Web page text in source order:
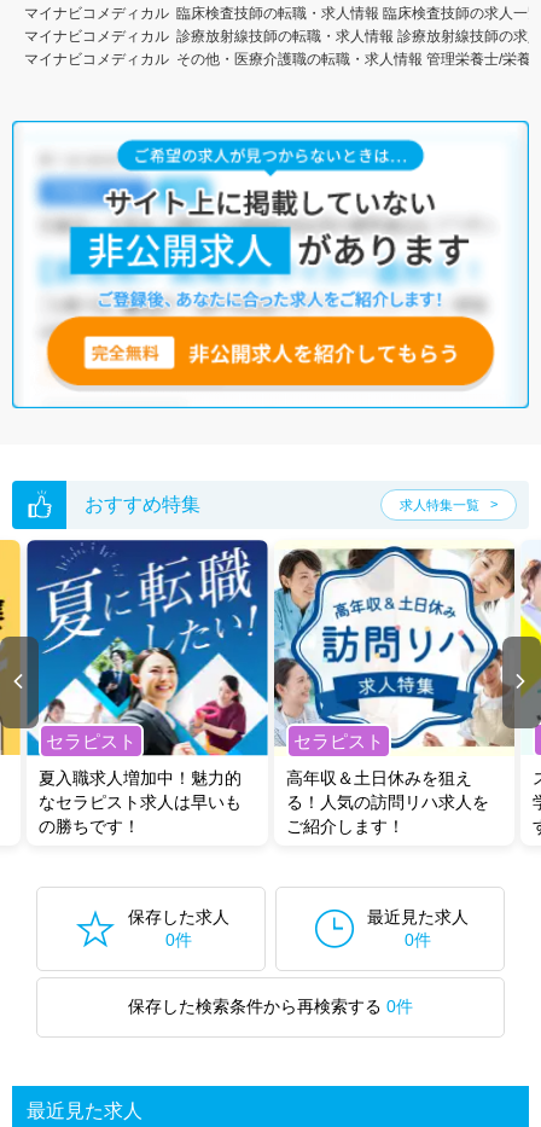
マイナビコメディカル 臨床検査技師の転職・求人情報 臨床検査技師の求人一覧
マイナビコメディカル 診療放射線技師の転職・求人情報 診療放射線技師の求
マイナビコメディカル その他・医療介護職の転職・求人情報 管理栄養士/栄養
おすすめ特集 求人特集一覧
セラピスト
夏入職求人増加中！魅力的
なセラピスト求人は早いも
の勝ちです！
セラピスト
高年収＆土日休みを狙え
る！人気の訪問リハ求人を
ご紹介します！
保存した求人
0件
最近見た求人
0件
保存した検索条件から再検索する 0件
最近見た求人